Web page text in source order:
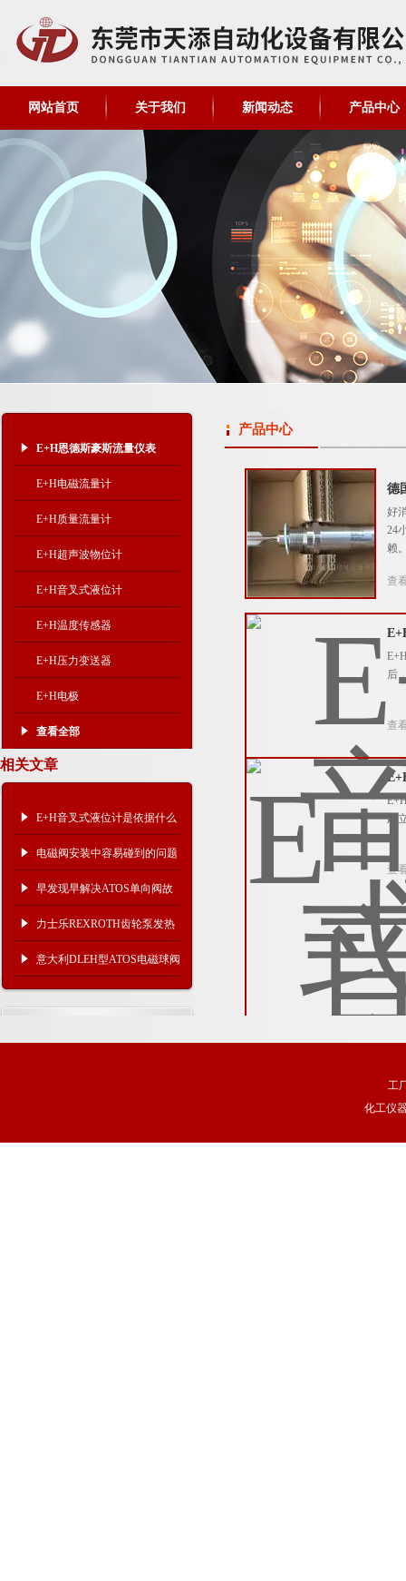
网站首页 关于我们 新闻动态 产品中心
E+H恩德斯豪斯流量仪表
E+H电磁流量计
E+H质量流量计
E+H超声波物位计
E+H音叉式液位计
E+H温度传感器
E+H压力变送器
E+H电极
查看全部
相关文章
E+H音叉式液位计是依据什么
原理进行工作的？
电磁阀安装中容易碰到的问题
早发现早解决ATOS单向阀故
障问题
力士乐REXROTH齿轮泵发热
是怎么回事？
意大利DLEH型ATOS电磁球阀
安装说明
产品中心
德
好
24
赖
查
后
查
建
查
工
化工仪